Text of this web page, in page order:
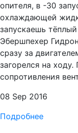
опителя, в -30
охлаждающей
запускаешь
Эбершпехер
сразу за
загорелся на
сопротивления
08 Sep 2016
Подробнее